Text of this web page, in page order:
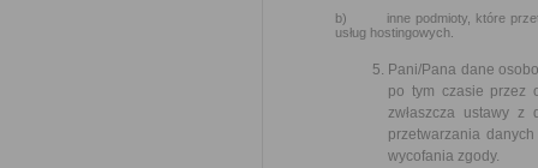
b) inne podmioty, które
usług hostingowych.
Pani/Pana dane
po tym czasie przez
zwłaszcza ustawy
przetwarzania
wycofania zgody.